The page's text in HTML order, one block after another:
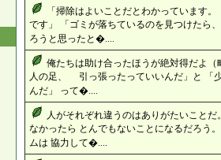
「掃除はよいことだとわかっています
です」 「ゴミが落ちているのを見つけた
ろうと思ったと�....
俺たちは助け合ったほうが絶対得だよ
人の足、 引っ張ったっていいんだ」と 「
んだ」 って�....
人がそれぞれ違うのはありがたいこと
なかったら とんでもないことになるだろう
ムは 協力して�....